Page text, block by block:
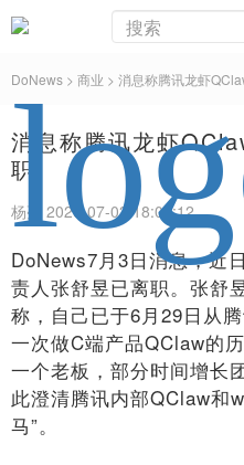
DoNews > 商业 > 消息称腾讯龙虾
消息称腾讯龙虾
职
杨亮 2026-07-03 18:03:12
DoNews7月3日消息，近
责人张舒昱已离职。张舒
称，自己已于6月29日从
一次做C端产品QClaw的
一个老板，部分时间增长
此澄清腾讯内部QClaw和
马”。